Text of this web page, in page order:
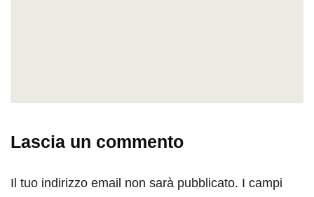
Lascia un commento
Il tuo indirizzo email non sarà pubblicato. I campi